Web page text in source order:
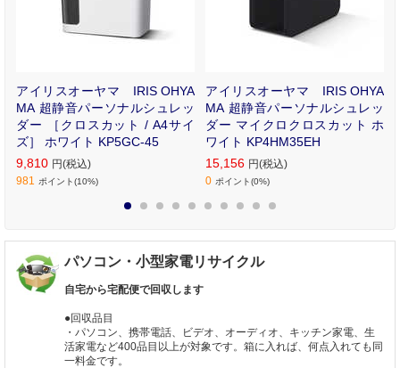
アイリスオーヤマ IRIS OHYA
MA 超静音パーソナルシュレッ
ダー ［クロスカット / A4サイ
ズ］ ホワイト KP5GC-45
9,810 円(税込)
981
ポイント(10%)
アイリスオーヤマ IRIS OHYA
MA 超静音パーソナルシュレッ
ダー マイクロクロスカット ホ
ワイト KP4HM35EH
15,156 円(税込)
0 ポイント(0%)
パソコン・小型家電リサイクル
自宅から宅配便で回収します
●回収品目
・パソコン、携帯電話、ビデオ、オーディオ、キッチン家電、生
活家電など400品目以上が対象です。箱に入れば、何点入れても同
一料金です。